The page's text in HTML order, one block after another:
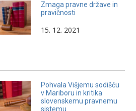
Zmaga pravne države in
pravičnosti
15. 12. 2021
Pohvala Višjemu sodišču
v Mariboru in kritika
slovenskemu pravnemu
sistemu